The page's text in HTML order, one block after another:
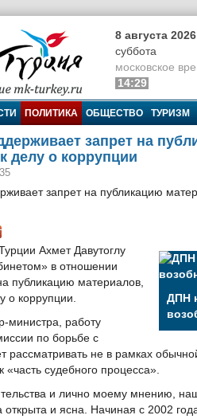
8 августа 2026
суббота
московское
14:29
ПОЛИТИКА ОБЩЕСТВО ТУРИЗМ
запрет на
делу о коррупции
ДПН
Ахмет Давутоглу
в отношении
публикацию материалов,
о коррупции.
министра, работу
по борьбе с
рассматривать не в рамках
«часть судебного процесса».
и лично моему мнению,
открыта и ясна. Начиная с 2002